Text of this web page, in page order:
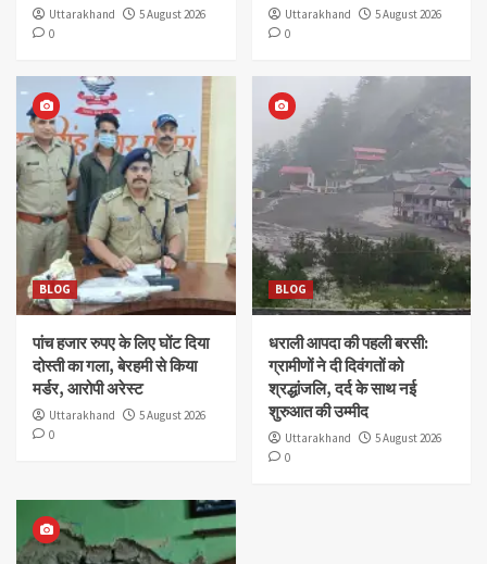
Uttarakhand
5 August 2026
0
Uttarakhand
5 August 2026
0
BLOG
पांच हजार रुपए के लिए घोंट दिया
दोस्ती का गला, बेरहमी से किया
मर्डर, आरोपी अरेस्ट
Uttarakhand
5 August 2026
0
BLOG
धराली आपदा की पहली बरसी:
ग्रामीणों ने दी दिवंगतों को
श्रद्धांजलि, दर्द के साथ नई
शुरुआत की उम्मीद
Uttarakhand
5 August 2026
0